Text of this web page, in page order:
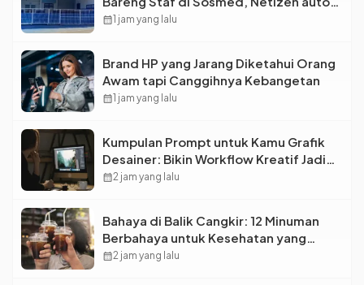
Syok
calendar_month1 jam yang lalu
Brand HP yang Jarang Diketahui Orang
Awam tapi Canggihnya Kebangetan
calendar_month1 jam yang lalu
Kumpulan Prompt untuk Kamu Grafik
Desainer: Bikin Workflow Kreatif Jadi
Super Cepat!
calendar_month2 jam yang lalu
Bahaya di Balik Cangkir: 12 Minuman
Berbahaya untuk Kesehatan yang
Wajib Dihindari Saat Nongkrong
calendar_month2 jam yang lalu